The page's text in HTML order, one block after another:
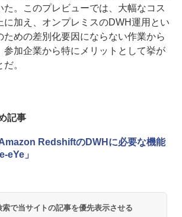
た。このプレビューでは、大幅なコス
に加え、オンプレミスのDWH運用とい
ための差別化要因にならない作業から
参加企業から特にメリットとして挙が
。
記事
RedshiftのDWHに必要な機能
eYe」
で当サイトの記事を優先表示させる